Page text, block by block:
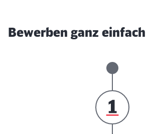
Bewerben ganz einfach